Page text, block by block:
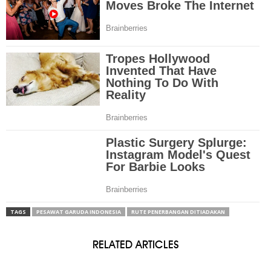
TAGS PESAWAT GARUDA INDONESIA RUTE PENERBANGAN DITIADAKAN
RELATED ARTICLES